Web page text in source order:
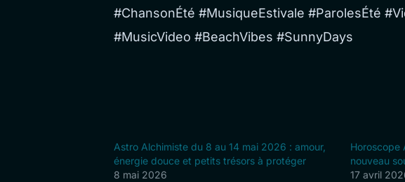
#ChansonÉté #MusiqueEstivale #ParolesÉté
#MusicVideo #BeachVibes #SunnyDays
Astro Alchimiste du 8 au 14 mai 2026 : amour,
énergie douce et petits trésors à protéger
8 mai 2026
Horoscope
nouveau
17 avril